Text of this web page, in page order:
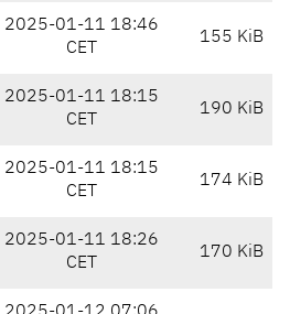
2025-01-11 18:46
CET
155 KiB
2025-01-11 18:15
CET
190 KiB
2025-01-11 18:15
CET
174 KiB
2025-01-11 18:26
CET
170 KiB